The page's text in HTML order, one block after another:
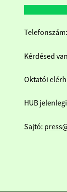
Telefonszám:
Kérdésed
Oktatói
HUB
Sajtó: